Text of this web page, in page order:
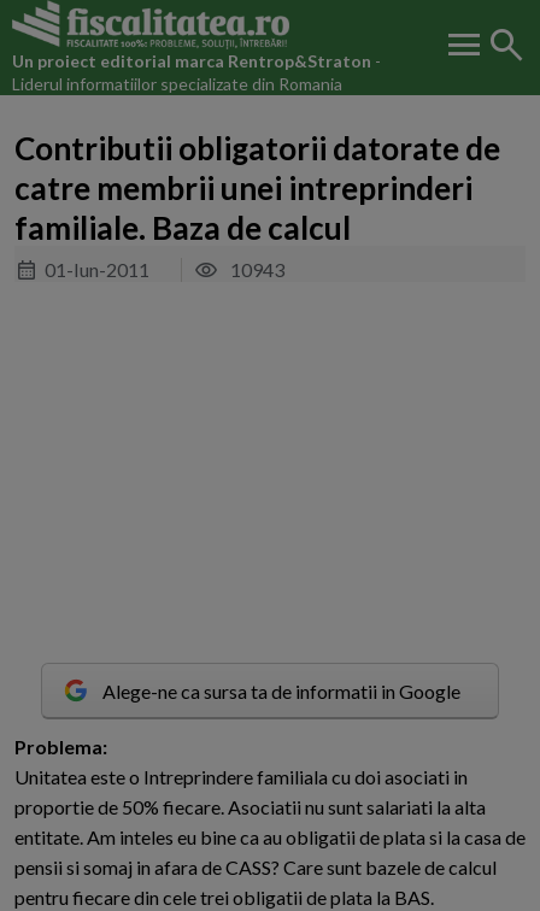
Un proiect editorial marca Rentrop&Straton -
Liderul informatiilor specializate din Romania
menu search
Contributii obligatorii datorate de
catre membrii unei intreprinderi
familiale. Baza de calcul
01-Iun-2011 10943
Alege-ne ca sursa ta de informatii in Google
Problema:
Unitatea este o Intreprindere familiala cu doi asociati in
proportie de 50% fiecare. Asociatii nu sunt salariati la alta
entitate. Am inteles eu bine ca au obligatii de plata si la casa de
pensii si somaj in afara de CASS? Care sunt bazele de calcul
pentru fiecare din cele trei obligatii de plata la BAS.